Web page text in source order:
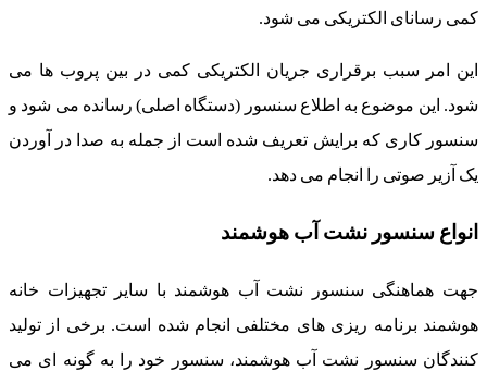
کمی رسانای الکتریکی می شود.
این امر سبب برقراری جریان الکتریکی کمی در بین پروب ها می
شود. این موضوع به اطلاع سنسور (دستگاه اصلی) رسانده می شود و
سنسور کاری که برایش تعریف شده است از جمله به صدا در آوردن
یک آزیر صوتی را انجام می دهد.
انواع سنسور نشت آب هوشمند
جهت هماهنگی سنسور نشت آب هوشمند با سایر تجهیزات خانه
هوشمند برنامه ریزی های مختلفی انجام شده است. برخی از تولید
کنندگان سنسور نشت آب هوشمند، سنسور خود را به گونه ای می